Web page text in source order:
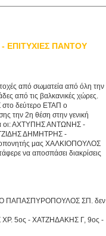
ΕΠΙΤΥΧΙΕΣ ΠΑΝΤΟΥ
από σωματεία από όλη την
από τις βαλκανικές χώρες.
δεύτερο ΕΤΑΠ ο
την 2η θέση στην γενική
οι: ΑΧΤΥΠΗΣ ΑΝΤΩΝΗΣ -
ΔΗΜΗΤΡΗΣ -
μας ΧΑΛΚΙΟΠΟΥΛΟΣ
να αποσπάσει διακρίσεις
Ο ΠΑΠΑΣΠΥΡΟΠΟΥΛΟΣ ΣΠ. δεν
5ος - ΧΑΤΖΗΔΑΚΗΣ Γ, 9ος -